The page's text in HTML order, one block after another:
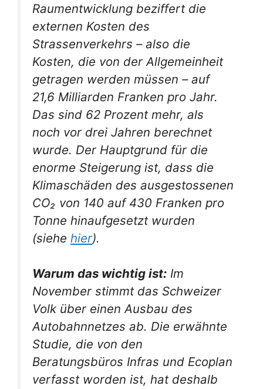
Raumentwicklung beziffert die
externen Kosten des
Strassenverkehrs – also die
Kosten, die von der Allgemeinheit
getragen werden müssen – auf
21,6 Milliarden Franken pro Jahr.
Das sind 62 Prozent mehr, als
noch vor drei Jahren berechnet
wurde. Der Hauptgrund für die
enorme Steigerung ist, dass die
Klimaschäden des ausgestossenen
CO₂ von 140 auf 430 Franken pro
Tonne hinaufgesetzt wurden
(siehe hier).
Warum das wichtig ist: Im
November stimmt das Schweizer
Volk über einen Ausbau des
Autobahnnetzes ab. Die erwähnte
Studie, die von den
Beratungsbüros Infras und Ecoplan
verfasst worden ist, hat deshalb